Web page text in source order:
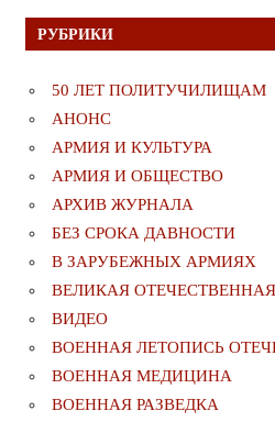
РУБРИКИ
50 ЛЕТ ПОЛИТУЧИЛИЩАМ
АНОНС
АРМИЯ И КУЛЬТУРА
АРМИЯ И ОБЩЕСТВО
АРХИВ ЖУРНАЛА
БЕЗ СРОКА ДАВНОСТИ
В ЗАРУБЕЖНЫХ АРМИЯХ
ВЕЛИКАЯ ОТЕЧЕСТВЕННАЯ
ВИДЕО
ВОЕННАЯ ЛЕТОПИСЬ
ВОЕННАЯ МЕДИЦИНА
ВОЕННАЯ РАЗВЕДКА